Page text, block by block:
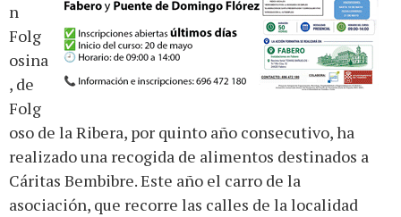
n
Folg
osina
, de
Folg
oso de la Ribera, por quinto año consecutivo, ha
realizado una recogida de alimentos destinados a
Cáritas Bembibre. Este año el carro de la
asociación, que recorre las calles de la localidad